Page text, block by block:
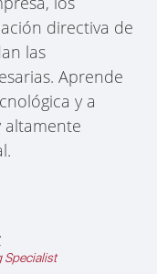
directiva de
las
Aprende
y a
altamente
Specialist